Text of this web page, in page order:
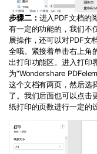
步骤二： 进入PDF文档的
有一定的功能的，我们不
展操作，还可以对PDF文
全哦。紧接着单击右上角
出打印功能区。进入打印
为“Wondershare
这个文档有两页，然后选
了。我们后面也可以点击
纸打印的页数进行一定的